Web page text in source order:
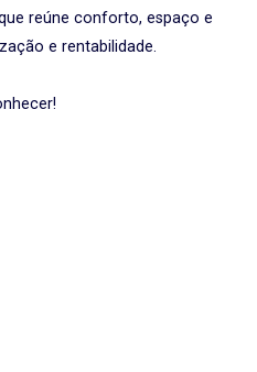
reúne conforto, espaço e
e rentabilidade.